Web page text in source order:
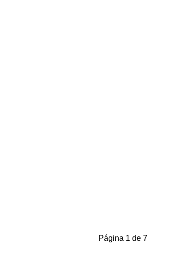
Página 1 de 7